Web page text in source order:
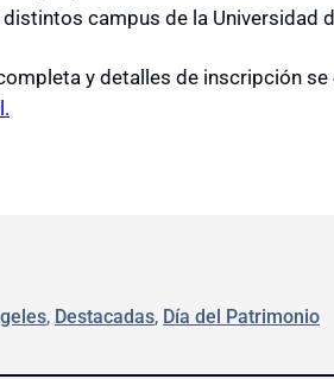
campus de la Universidad
y detalles de inscripción
, Destacadas, Día del Patrimonio